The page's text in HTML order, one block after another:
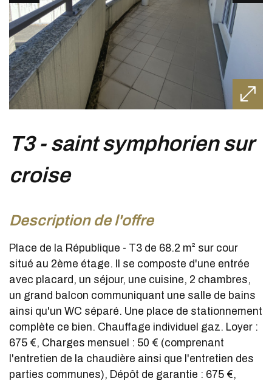
t3 - saint symphorien sur
croise
description de l'offre
Place de la République - T3 de 68.2 m² sur cour
situé au 2ème étage. Il se composte d'une entrée
avec placard, un séjour, une cuisine, 2 chambres,
un grand balcon communiquant une salle de bains
ainsi qu'un WC séparé. Une place de stationnement
complète ce bien. Chauffage individuel gaz. Loyer :
675 €, Charges mensuel : 50 € (comprenant
l'entretien de la chaudière ainsi que l'entretien des
parties communes), Dépôt de garantie : 675 €,